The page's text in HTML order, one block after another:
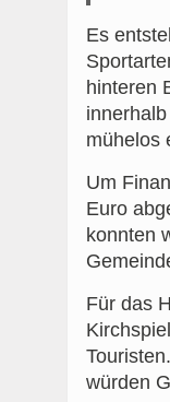
Es
hinteren
mühelos
Um
Euro
konnten
Für das
würden